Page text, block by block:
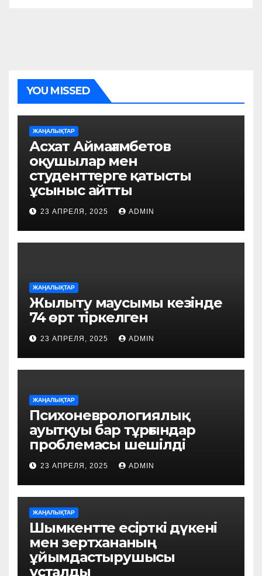
YOU MISSED
ЖАҢАЛЫҚТАР
Асхат Аймағамбетов
оқушылар мен
студенттерге қатысты
ұсыныс айтты
23 АПРЕЛЯ, 2025 ADMIN
ЖАҢАЛЫҚТАР
Жылыту маусымы кезінде
74 өрт тіркелген
23 АПРЕЛЯ, 2025 ADMIN
ЖАҢАЛЫҚТАР
Психоневрологиялық
ауытқуы бар тұрғындар
проблемасы шешілді
23 АПРЕЛЯ, 2025 ADMIN
ЖАҢАЛЫҚТАР
Шымкентте есірткі дүкені
мен зертхананың
ұйымдастырушысы
ұсталды